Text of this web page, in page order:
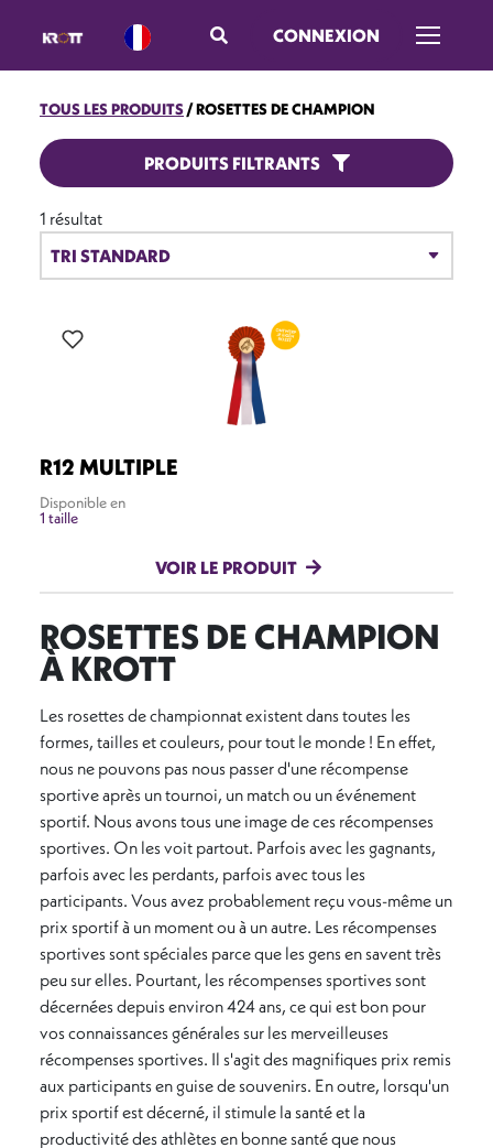
CONNEXION
Ouvrir/
TOUS LES PRODUITS ROSETTES DE CHAMPION
ROSETTES DE CHAMPION
PRODUITS FILTRANTS
1 résultat
R12 MULTIPLE
Disponible en
1 taille
VOIR LE PRODUIT
ROSETTES DE CHAMPION
À KROTT
Les rosettes de championnat existent dans toutes les
formes, tailles et couleurs, pour tout le monde ! En effet,
nous ne pouvons pas nous passer d'une récompense
sportive après un tournoi, un match ou un événement
sportif. Nous avons tous une image de ces récompenses
sportives. On les voit partout. Parfois avec les gagnants,
parfois avec les perdants, parfois avec tous les
participants. Vous avez probablement reçu vous-même un
prix sportif à un moment ou à un autre. Les récompenses
sportives sont spéciales parce que les gens en savent très
peu sur elles. Pourtant, les récompenses sportives sont
décernées depuis environ 424 ans, ce qui est bon pour
vos connaissances générales sur les merveilleuses
récompenses sportives. Il s'agit des magnifiques prix remis
aux participants en guise de souvenirs. En outre, lorsqu'un
prix sportif est décerné, il stimule la santé et la
productivité des athlètes en bonne santé que nous